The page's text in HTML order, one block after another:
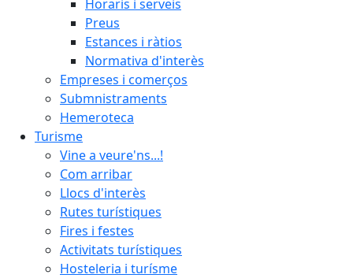
Horaris i serveis
Preus
Estances i ràtios
Normativa d'interès
Empreses i comerços
Submnistraments
Hemeroteca
Turisme
Vine a veure'ns...!
Com arribar
Llocs d'interès
Rutes turístiques
Fires i festes
Activitats turístiques
Hosteleria i turísme